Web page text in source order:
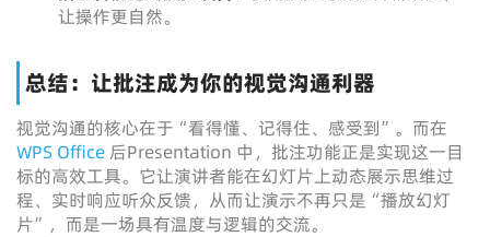
让操作更自然。
总结：让批注成为你的视觉沟通利器
视觉沟通的核心在于“看得懂、记得住、感受到”。而在
WPS Office 后Presentation 中，批注功能正是实现这一目
标的高效工具。它让演讲者能在幻灯片上动态展示思维过
程、实时响应听众反馈，从而让演示不再只是“播放幻灯
片”，而是一场具有温度与逻辑的交流。